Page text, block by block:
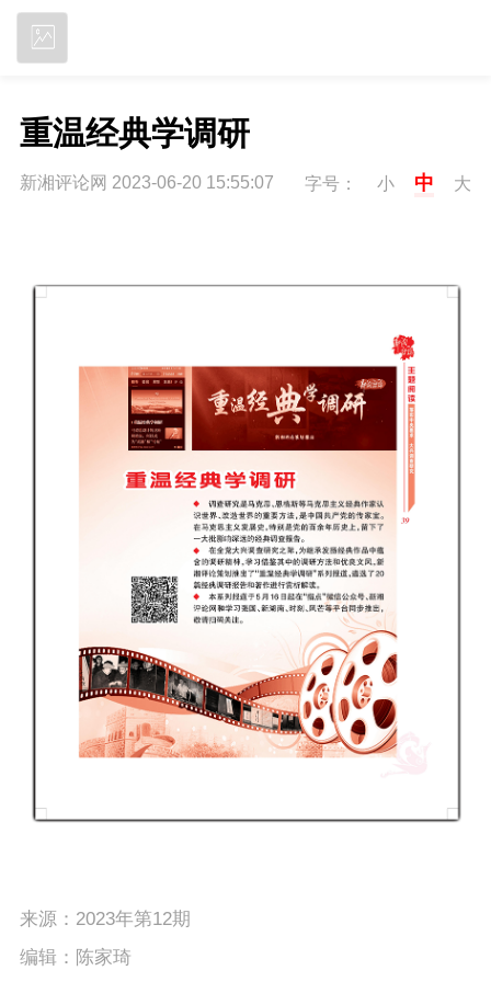
重温经典学调研
新湘评论网 2023-06-20 15:55:07 字号： 小 中 大
来源：2023年第12期
编辑：陈家琦